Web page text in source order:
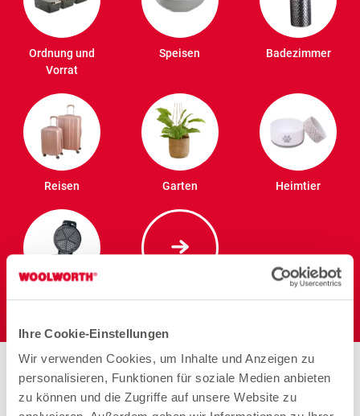
Ihre Cookie-Einstellungen
Wir verwenden Cookies, um Inhalte und Anzeigen zu
personalisieren, Funktionen für soziale Medien anbieten
zu können und die Zugriffe auf unsere Website zu
Ordnung und
Vorrat
Speisen Badezimmer
Reisen Garten Heimtier
Elektro
Stores in der Nähe von
Woolworth – Stolberg